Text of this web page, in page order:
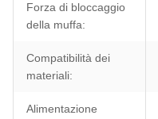
Forza di bloccaggio
della muffa:
Compatibilità dei
materiali:
Alimentazione